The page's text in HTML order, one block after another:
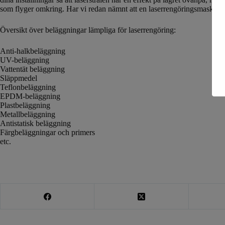
som flyger omkring. Har vi redan nämnt att en laserrengöringsmaskin
Översikt över beläggningar lämpliga för laserrengöring:
Anti-halkbeläggning
UV-beläggning
Vattentät beläggning
Släppmedel
Teflonbeläggning
EPDM-beläggning
Plastbeläggning
Metallbeläggning
Antistatisk beläggning
Färgbeläggningar och primers
etc.